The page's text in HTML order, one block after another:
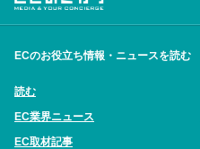
ECのお役立ち情報・ニュースを読む
読む
EC業界ニュース
EC取材記事